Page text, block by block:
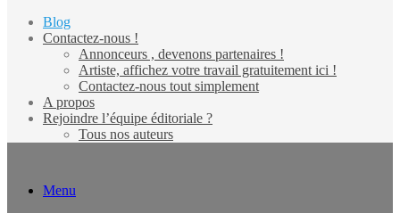
Blog
Contactez-nous !
Annonceurs , devenons partenaires !
Artiste, affichez votre travail gratuitement ici !
Contactez-nous tout simplement
A propos
Rejoindre l’équipe éditoriale ?
Tous nos auteurs
Menu